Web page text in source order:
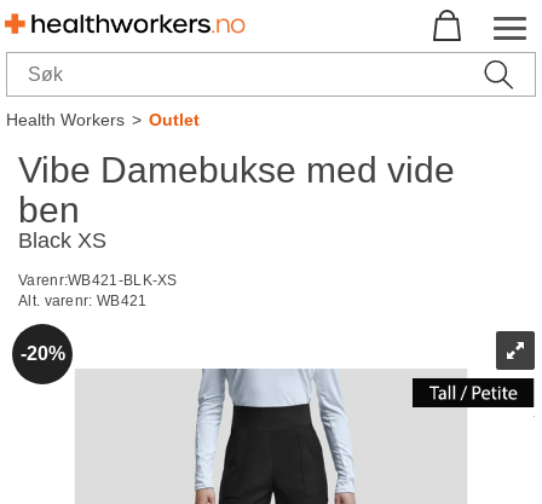
Health Workers>Outlet
Vibe Damebukse med vide
ben
Black XS
Varenr:WB421-BLK-XS
Alt. varenr: WB421
20%